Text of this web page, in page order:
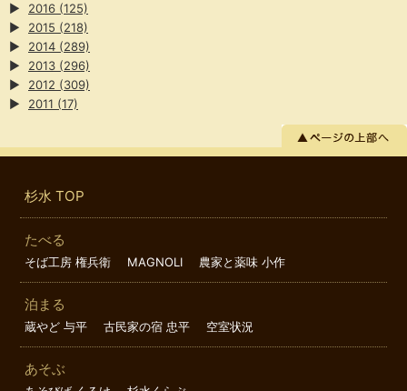
▶
2016 (125)
▶
2015 (218)
▶
2014 (289)
▶
2013 (296)
▶
2012 (309)
▶
2011 (17)
杉水 TOP
たべる
そば工房 権兵衛 MAGNOLI 農家と薬味 小作
泊まる
蔵やど 与平 古民家の宿 忠平 空室状況
あそぶ